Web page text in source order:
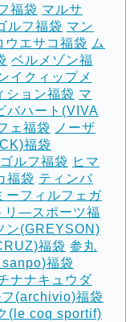
福袋 マルサ
ルフ福袋 マン
ウエサコ福袋 ム
ベルメゾン福
イクィップメ
ション福袋 マ
バハート(VIVA
ェ福袋
ノーザ
福袋
ルフ福袋 ヒマ
福袋 ティンバ
ーフィルフェガ
リ―スポーツ福
ン(GREYSON)
福袋 参丸
福袋
ナナキュウダ
(archivio)福袋
(le coq sportif)